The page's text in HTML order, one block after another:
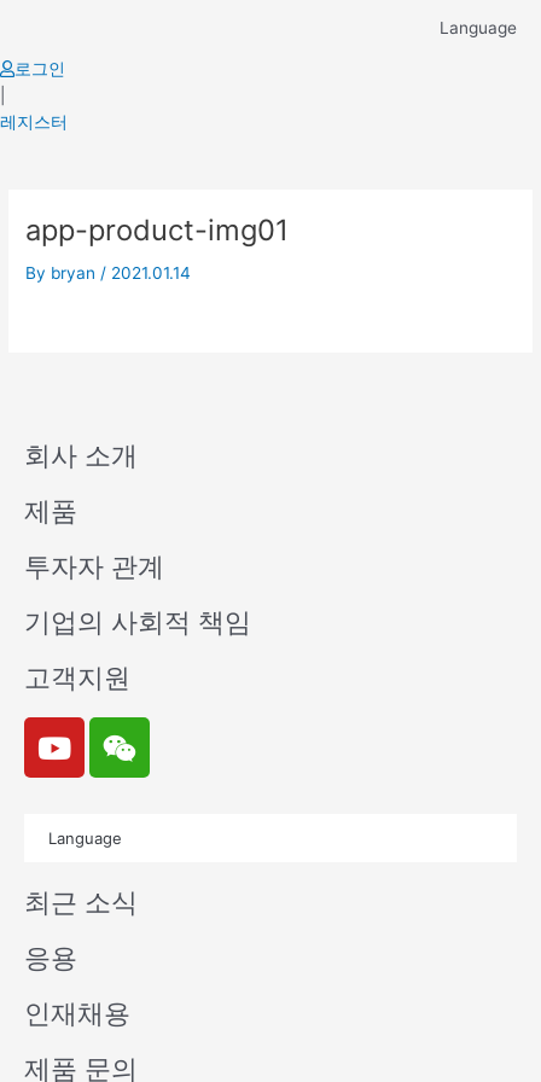
content
Language
로그인
레지스터
app-product-img01
By bryan / 2021.01.14
회사 소개
제품
투자자 관계
기업의 사회적 책임
고객지원
Y
o
u
e
W
e
i
n
Language
최근 소식
응용
인재채용
제품 문의